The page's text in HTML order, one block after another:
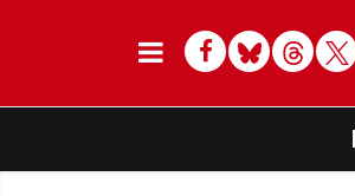
Facebook
Bluesky